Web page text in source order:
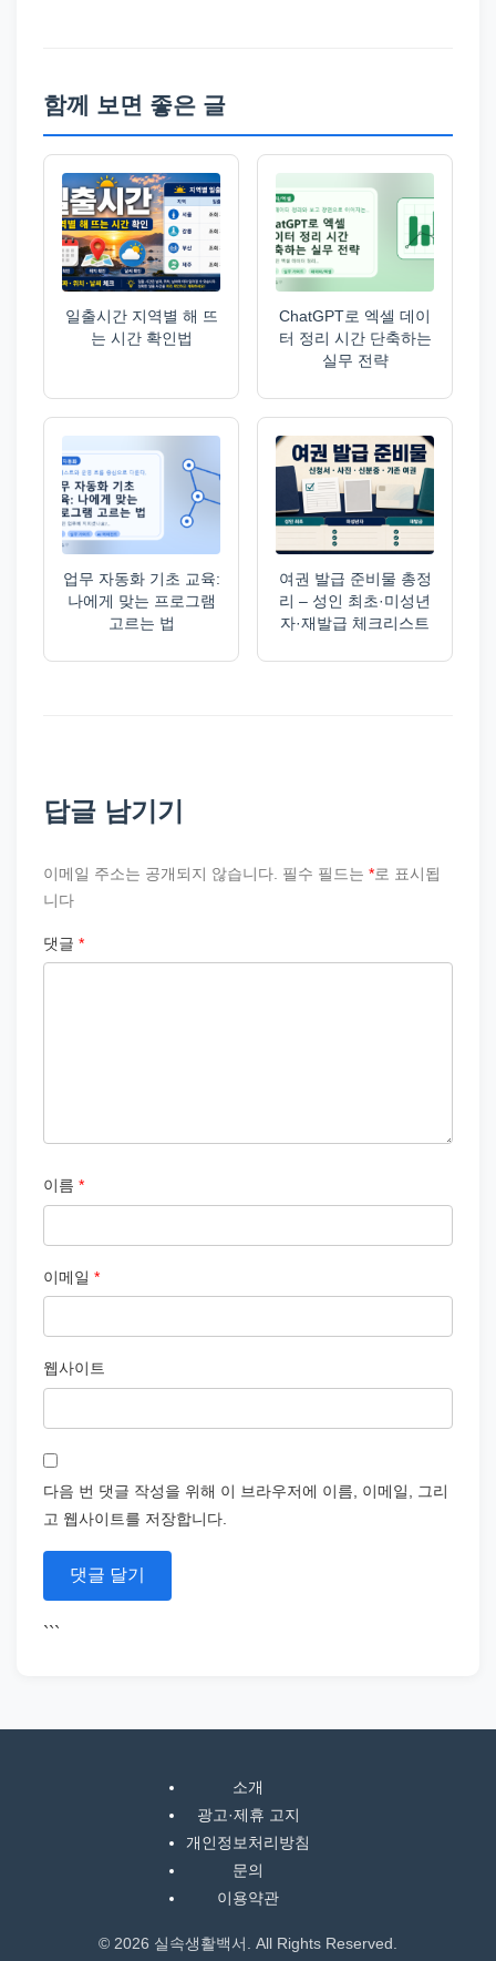
함께 보면 좋은 글
일출시간 지역별 해 뜨
는 시간 확인법
ChatGPT로 엑셀 데이
터 정리 시간 단축하는
실무 전략
업무 자동화 기초 교육:
나에게 맞는 프로그램
고르는 법
여권 발급 준비물 총정
리 – 성인 최초·미성년
자·재발급 체크리스트
답글 남기기
이메일 주소는 공개되지 않습니다. 필수 필드는 *로 표시됩
니다
댓글 *
이름 *
이메일 *
웹사이트
다음 번 댓글 작성을 위해 이 브라우저에 이름, 이메일, 그리
고 웹사이트를 저장합니다.
```
소개
광고·제휴 고지
개인정보처리방침
문의
이용약관
© 2026 실속생활백서. All Rights Reserved.